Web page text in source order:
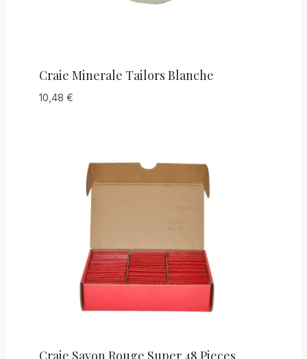
Craie Minerale Tailors Blanche
10,48 €
Craie Savon Rouge Super 48 Pieces